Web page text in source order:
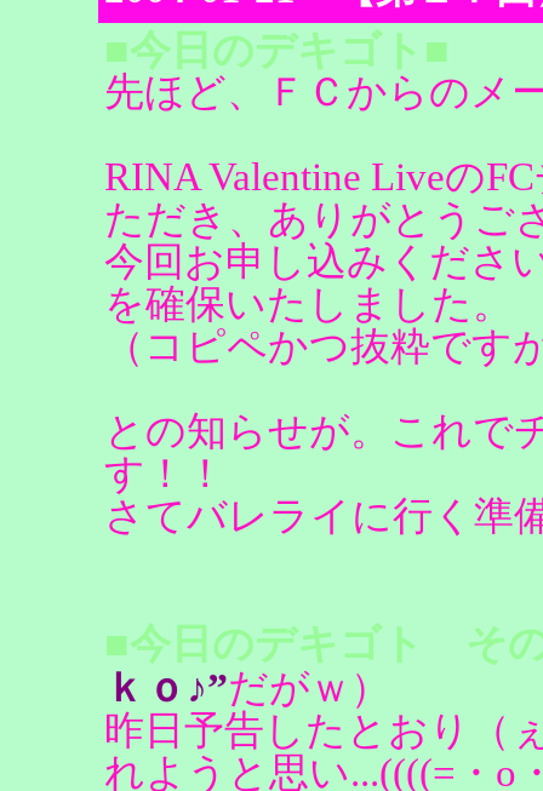
■今日のデキゴト■
先ほど、ＦＣからのメ
RINA Valentine Liveの
ただき、ありがとうご
今回お申し込みくださ
を確保いたしました。
（コピペかつ抜粋です
との知らせが。これで
す！！
さてバレライに行く準
■今日のデキゴト そ
ｋｏ♪”だがｗ）
昨日予告したとおり（
れようと思い...((((=・o